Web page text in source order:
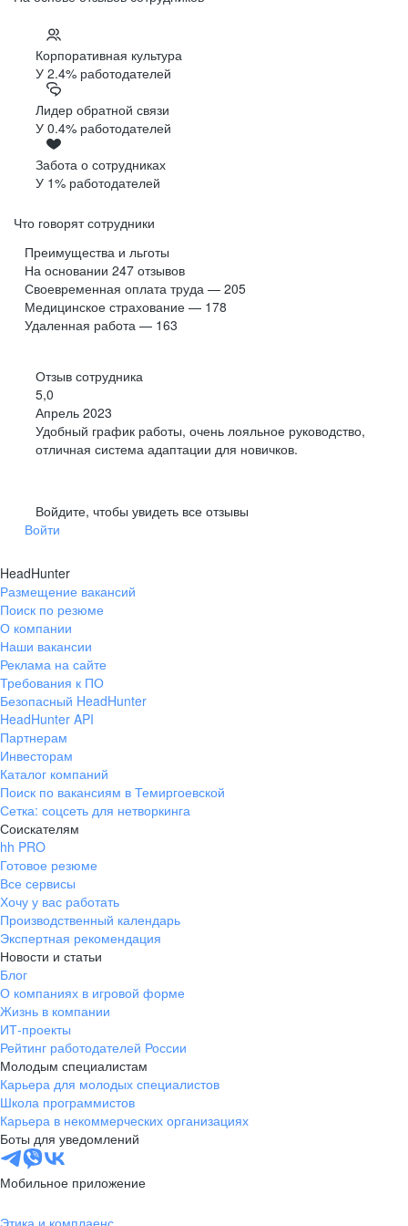
Корпоративная культура
У 2.4% работодателей
Лидер обратной связи
У 0.4% работодателей
Забота о сотрудниках
У 1% работодателей
Что говорят сотрудники
Преимущества и льготы
На основании 247 отзывов
Своевременная оплата труда — 205
Медицинское страхование — 178
Удаленная работа — 163
Отзыв сотрудника
5,0
Апрель 2023
Удобный график работы, очень лояльное руководство,
отличная система адаптации для новичков.
Войдите, чтобы увидеть все отзывы
Войти
HeadHunter
Размещение вакансий
Поиск по резюме
О компании
Наши вакансии
Реклама на сайте
Требования к ПО
Безопасный HeadHunter
HeadHunter API
Партнерам
Инвесторам
Каталог компаний
Поиск по вакансиям в Темиргоевской
Сетка: соцсеть для нетворкинга
Соискателям
hh PRO
Готовое резюме
Все сервисы
Хочу у вас работать
Производственный календарь
Экспертная рекомендация
Новости и статьи
Блог
О компаниях в игровой форме
Жизнь в компании
ИТ-проекты
Рейтинг работодателей России
Молодым специалистам
Карьера для молодых специалистов
Школа программистов
Карьера в некоммерческих организациях
Боты для уведомлений
Мобильное приложение